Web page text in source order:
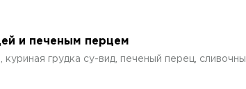
и печеным перцем
куриная грудка су-вид, печеный перец, сливочны